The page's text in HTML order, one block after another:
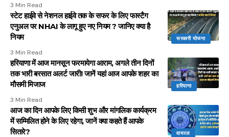
3 Min Read
सरकारी योजना
स्टेट हाईवे से नेशनल हाईवे तक के सफर के लिए फास्टैग
एनुअल पर NHAI के लागू हुए नए नियम ? जानिए क्या है
नियम
3 Min Read
हरियाणा
हरियाणा में आज मानसून फरमायेगा आराम, अगले तीन दिनों
तक भारी बरसात अलर्ट जारी! जानें यहां आज आपके शहर का
मौसमी मिजाज
3 Min Read
वायरल
आज का दिन आपके लिए किसी शुभ और मांगलिक कार्यक्रम
में सम्मिलित होने के लिए रहेगा, जानें क्या कहते हैं आपके
सितारे?